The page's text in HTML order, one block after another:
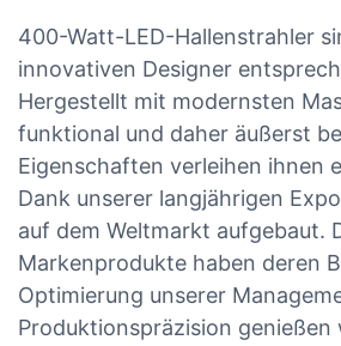
400-Watt-LED-Hallenstrahler
innovativen Designer
Hergestellt mit modernsten
funktional und daher äußerst
Eigenschaften verleihen ihnen
Dank unserer langjährigen
auf dem Weltmarkt aufgebaut.
Markenprodukte haben deren
Optimierung unserer
Produktionspräzision